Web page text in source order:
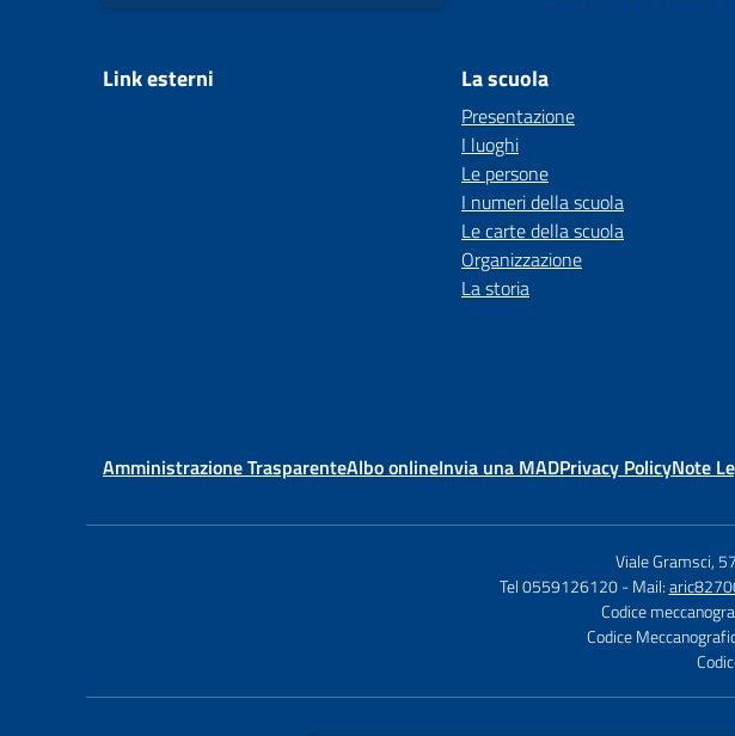
Link esterni La scuola
Presentazione
I luoghi
Le persone
I numeri della scuola
Le carte della scuola
Organizzazione
La storia
Amministrazione TrasparenteAlbo onlineInvia una MADPrivacy PolicyNote
Viale Gramsci, 57
Tel 0559126120 - Mail:
Codice
Codice